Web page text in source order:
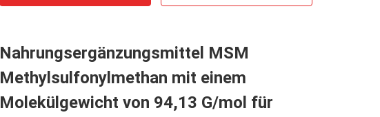
Nahrungsergänzungsmittel MSM
Methylsulfonylmethan mit einem
Molekülgewicht von 94,13 G/mol für